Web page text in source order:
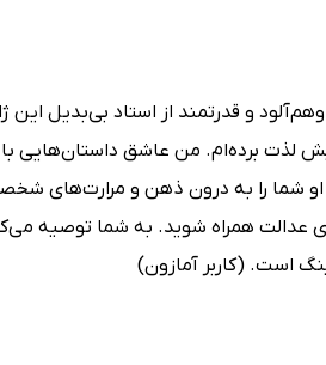
و قدرتمند از استاد بی‌بدیل این
پیش لذت برده‌ام. من عاشق داستان‌هایی
شما را به درون ذهن و مرارت‌های
عدالت همراه شوید. به شما توصیه
است. (کاربر آمازون)